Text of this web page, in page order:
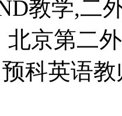
教学,二
北京第二
科英语教